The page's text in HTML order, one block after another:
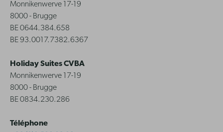
Monnikenwerve 17-19
8000 - Brugge
BE 0644.384.658
BE 93.0017.7382.6367
Holiday Suites CVBA
Monnikenwerve 17-19
8000 - Brugge
BE 0834.230.286
Téléphone